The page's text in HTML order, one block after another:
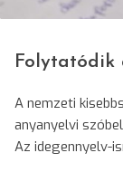
Folytatódik
A nemzeti
anyanyelvi
Az idegennyelv-